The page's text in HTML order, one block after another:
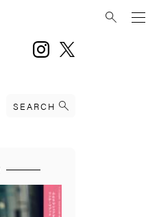
instagram
SEARCH